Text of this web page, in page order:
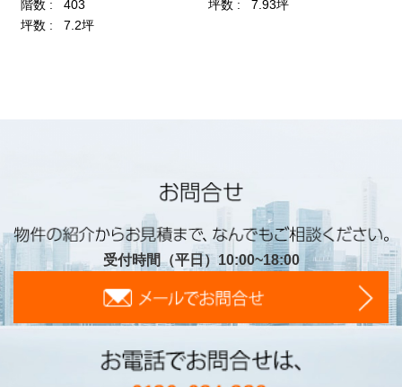
受付時間（平日）10:00~18:00